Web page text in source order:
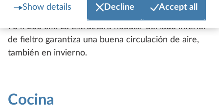
Show details Decline Accept all
módulo cobertor con una superficie de descanso de
73 x 200 cm. La estructura nodular del lado inferior
de fieltro garantiza una buena circulación de aire,
también en invierno.
Cocina